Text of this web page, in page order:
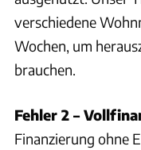
verschiedene
Wochen, um
brauchen.
Fehler 2 –
Finanzierung ohne